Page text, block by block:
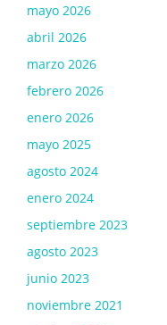
mayo 2026
abril 2026
marzo 2026
febrero 2026
enero 2026
mayo 2025
agosto 2024
enero 2024
septiembre 2023
agosto 2023
junio 2023
noviembre 2021